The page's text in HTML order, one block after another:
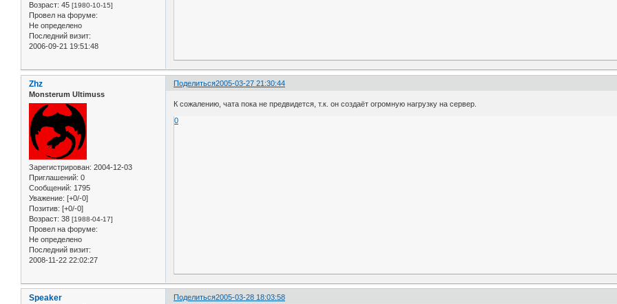
Возраст: 45 [1980-10-15]
Провел на форуме:
Не определено
Последний визит:
2006-09-21 19:51:48
Поделиться2005-03-27 21:30:44
Zhz
Monsterum Ultimuss
Зарегистрирован: 2004-12-03
Приглашений: 0
Сообщений: 1795
Уважение: [+0/-0]
Позитив: [+0/-0]
Возраст: 38 [1988-04-17]
Провел на форуме:
Не определено
Последний визит:
2008-11-22 22:02:27
К сожалению, чата пока не предвидется, т.к. он создаёт огромную нагрузку на сервер.
0
Поделиться2005-03-28 18:03:58
Speaker